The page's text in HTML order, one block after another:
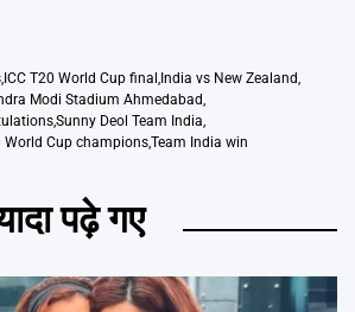
, ICC T20 World Cup final , India vs New Zealand,
Modi Stadium Ahmedabad,
,Sunny Deol Team India,
World Cup champions,Team India win
पढ़े गए